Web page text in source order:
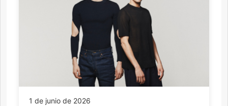
1 de junio de 2026